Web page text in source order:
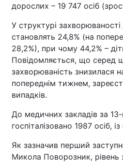
дорослих – 19 747 осіб
У структурі захворюваності
становлять 24,8% (на
28,2%), при чому 44,2% –
Повідомляється, що серед
захворюваність знизилася
попереднім тижнем,
випадків.
До медичних закладів за
госпіталізовано 1987 осіб,
Як зазначив перший
Микола Поворозник, рівень